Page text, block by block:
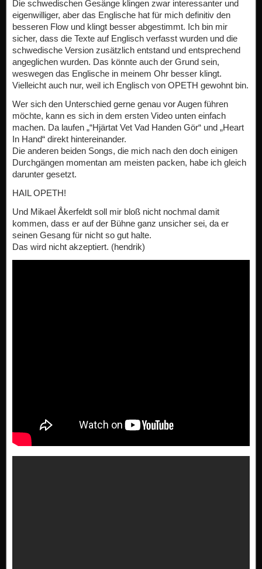
Die schwedischen Gesänge klingen zwar interessanter und
eigenwilliger, aber das Englische hat für mich definitiv den
besseren Flow und klingt besser abgestimmt. Ich bin mir
sicher, dass die Texte auf Englisch verfasst wurden und die
schwedische Version zusätzlich entstand und entsprechend
angeglichen wurden. Das könnte auch der Grund sein,
weswegen das Englische in meinem Ohr besser klingt.
Vielleicht auch nur, weil ich Englisch von OPETH gewohnt bin.
Wer sich den Unterschied gerne genau vor Augen führen
möchte, kann es sich in dem ersten Video unten einfach
machen. Da laufen „“Hjärtat Vet Vad Handen Gör“ und „Heart
In Hand“ direkt hintereinander.
Die anderen beiden Songs, die mich nach den doch einigen
Durchgängen momentan am meisten packen, habe ich gleich
darunter gesetzt.
HAIL OPETH!
Und Mikael Åkerfeldt soll mir bloß nicht nochmal damit
kommen, dass er auf der Bühne ganz unsicher sei, da er
seinen Gesang für nicht so gut halte.
Das wird nicht akzeptiert. (hendrik)